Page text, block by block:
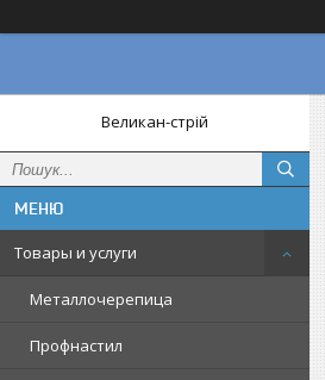
Великан-стрій
Товары и услуги
Металлочерепица
Профнастил